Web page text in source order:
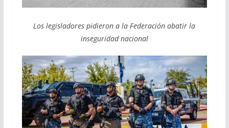
Los legisladores pidieron a la Federación abatir la
inseguridad nacional